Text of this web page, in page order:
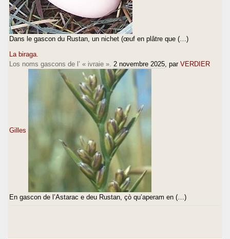
Dans le gascon du Rustan, un nichet (œuf en plâtre que (…)
La biraga.
Los noms gascons de l’ « ivraie ». 2 novembre 2025 , par VERDIER
Gilles
En gascon de l’Astarac e deu Rustan, çò qu’aperam en (…)